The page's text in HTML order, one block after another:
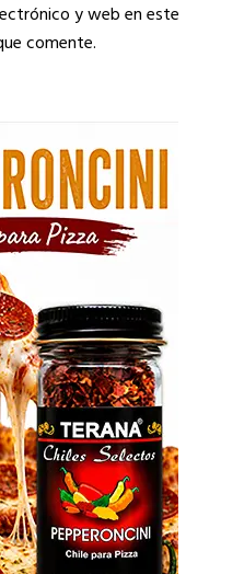
y web en este
comente.